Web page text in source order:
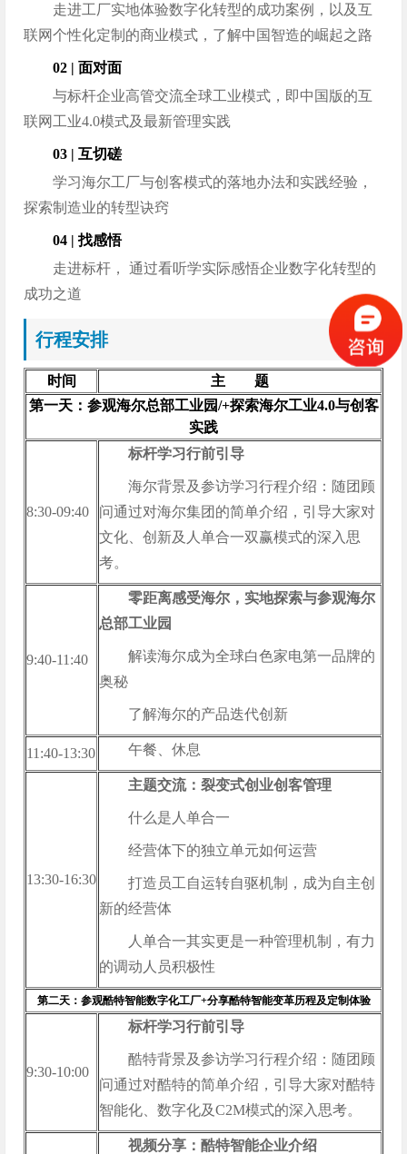
走进工厂实地体验数字化转型的成功案例，以及互
联网个性化定制的商业模式，了解中国智造的崛起之路
02 | 面对面
与标杆企业高管交流全球工业模式，即中国版的互
联网工业4.0模式及最新管理实践
03 | 互切磋
学习海尔工厂与创客模式的落地办法和实践经验，
探索制造业的转型诀窍
04 | 找感悟
走进标杆， 通过看听学实际感悟企业数字化转型的
成功之道
行程安排
时间
主 题
第一天：参观海尔总部工业园/+探索海尔工业4.0与创客
实践
8:30-09:40
标杆学习行前引导
海尔背景及参访学习行程介绍：随团顾
问通过对海尔集团的简单介绍，引导大家对
文化、创新及人单合一双赢模式的深入思
考。
9:40-11:40
零距离感受海尔，实地探索与参观海尔
总部工业园
解读海尔成为全球白色家电第一品牌的
奥秘
了解海尔的产品迭代创新
11:40-13:30 午餐、休息
13:30-16:30
主题交流：裂变式创业创客管理
什么是人单合一
经营体下的独立单元如何运营
打造员工自运转自驱机制，成为自主创
新的经营体
人单合一其实更是一种管理机制，有力
的调动人员积极性
第二天：参观酷特智能数字化工厂+分享酷特智能变革历程及定制体验
9:30-10:00
标杆学习行前引导
酷特背景及参访学习行程介绍：随团顾
问通过对酷特的简单介绍，引导大家对酷特
智能化、数字化及C2M模式的深入思考。
视频分享：酷特智能企业介绍